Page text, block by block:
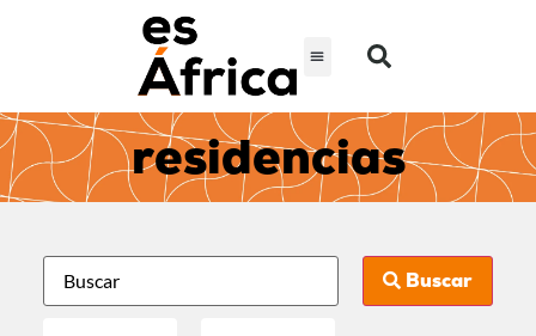
residencias
Buscar